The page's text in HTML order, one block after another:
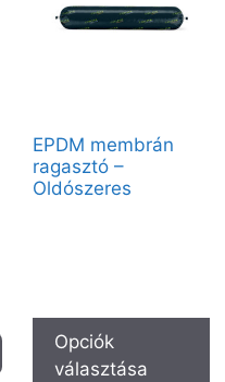
EPDM membrán
ragasztó –
Oldószeres
Opciók
választása